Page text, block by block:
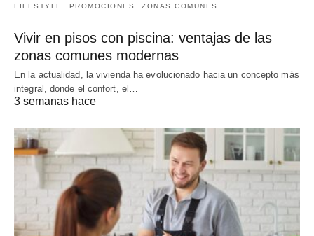
LIFESTYLE PROMOCIONES ZONAS COMUNES
Vivir en pisos con piscina: ventajas de las
zonas comunes modernas
En la actualidad, la vivienda ha evolucionado hacia un concepto más
integral, donde el confort, el…
3 semanas hace